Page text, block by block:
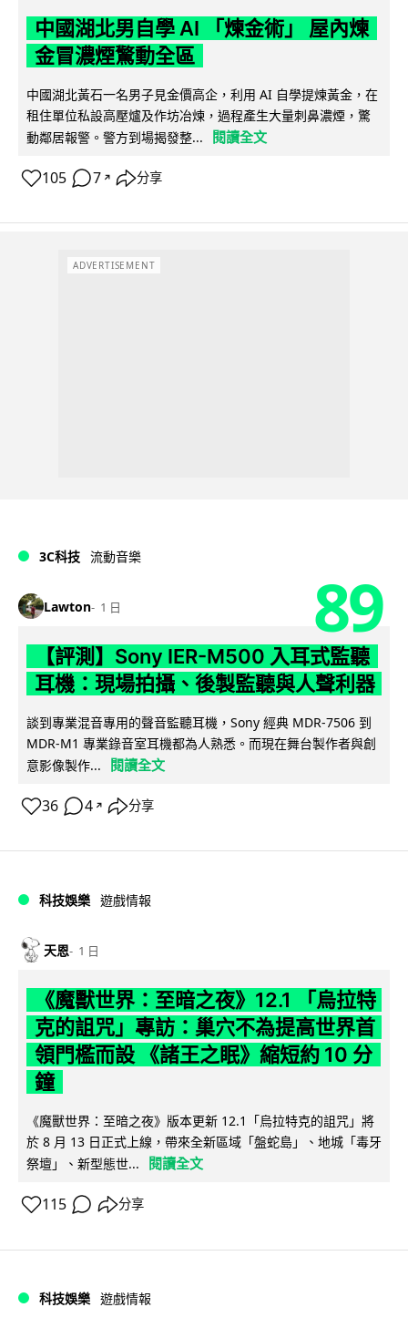
中國湖北男自學 AI 「煉金術」 屋內煉
金冒濃煙驚動全區
中國湖北黃石一名男子見金價高企，利用 AI 自學提煉黃金，在
租住單位私設高壓爐及作坊冶煉，過程產生大量刺鼻濃煙，驚
動鄰居報警。警方到場揭發整...
閱讀全文
105 7 ↗ 分享
ADVERTISEMENT
3C科技 流動音樂
Lawton 1 日 89
【評測】Sony IER-M500 入耳式監聽
耳機：現場拍攝、後製監聽與人聲利器
談到專業混音專用的聲音監聽耳機，Sony 經典 MDR-7506 到
MDR-M1 專業錄音室耳機都為人熟悉。而現在舞台製作者與創
意影像製作...
閱讀全文
36 4 ↗ 分享
科技娛樂 遊戲情報
天恩 1 日
《魔獸世界：至暗之夜》12.1 「烏拉特
克的詛咒」專訪：巢穴不為提高世界首
領門檻而設 《諸王之眠》縮短約 10 分
鐘
《魔獸世界：至暗之夜》版本更新 12.1「烏拉特克的詛咒」將
於 8 月 13 日正式上線，帶來全新區域「盤蛇島」、地城「毒牙
祭壇」、新型態世...
閱讀全文
115 分享
科技娛樂 遊戲情報